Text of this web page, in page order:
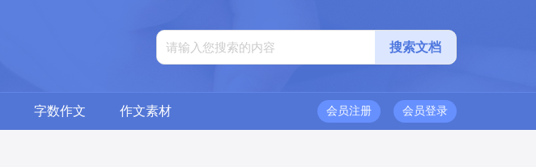
字数作文 作文素材 会员登录
会员注册